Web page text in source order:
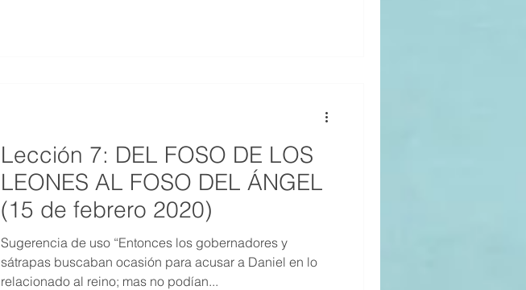
Lección 7: DEL FOSO DE LOS
LEONES AL FOSO DEL ÁNGEL
(15 de febrero 2020)
Sugerencia de uso “Entonces los gobernadores y
sátrapas buscaban ocasión para acusar a Daniel en lo
relacionado al reino; mas no podían...